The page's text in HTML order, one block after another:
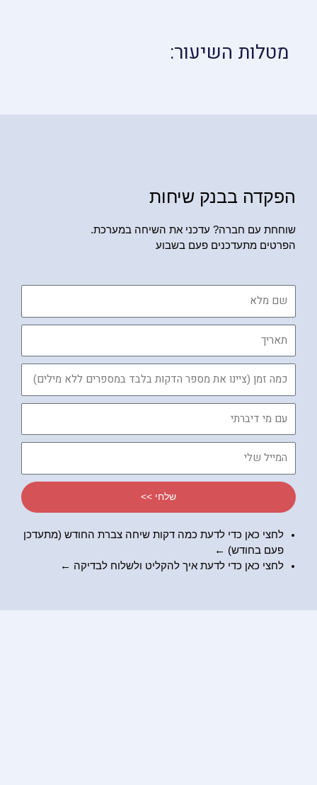
מטלות השיעור:
הפקדה בבנק שיחות
שוחחת עם חברה? עדכני את השיחה במערכת.
הפרטים מתעדכנים פעם בשבוע
שלחי >>
לחצי כאן כדי לדעת כמה דקות שיחה צברת החודש (מתעדכן
פעם בחודש) ←
לחצי כאן כדי לדעת איך להקליט ולשלוח לבדיקה ←